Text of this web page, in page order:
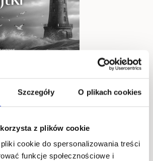
Szczegóły O plikach cookies
z plików cookie
cookie do spersonalizowania treści
funkcje społecznościowe i